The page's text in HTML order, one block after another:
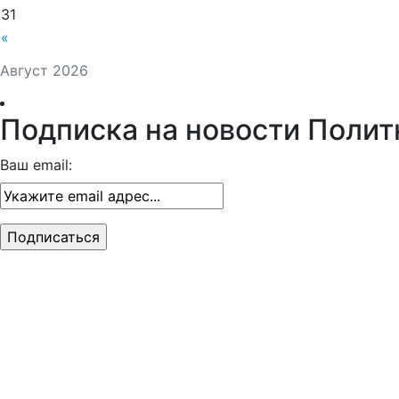
Август 2026
«
31
Подписка на новости
Ваш email: